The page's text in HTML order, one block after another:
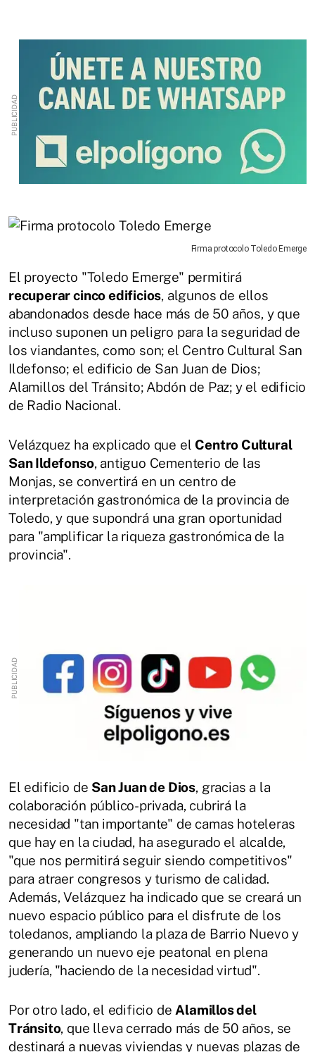
Firma protocolo Toledo Emerge
El proyecto "Toledo Emerge" permitirá
recuperar cinco edificios, algunos de ellos
abandonados desde hace más de 50 años, y que
incluso suponen un peligro para la seguridad de
los viandantes, como son; el Centro Cultural San
Ildefonso; el edificio de San Juan de Dios;
Alamillos del Tránsito; Abdón de Paz; y el edificio
de Radio Nacional.
Velázquez ha explicado que el Centro Cultural
San Ildefonso, antiguo Cementerio de las
Monjas, se convertirá en un centro de
interpretación gastronómica de la provincia de
Toledo, y que supondrá una gran oportunidad
para "amplificar la riqueza gastronómica de la
provincia".
El edificio de San Juan de Dios, gracias a la
colaboración público-privada, cubrirá la
necesidad "tan importante" de camas hoteleras
que hay en la ciudad, ha asegurado el alcalde,
"que nos permitirá seguir siendo competitivos"
para atraer congresos y turismo de calidad.
Además, Velázquez ha indicado que se creará un
nuevo espacio público para el disfrute de los
toledanos, ampliando la plaza de Barrio Nuevo y
generando un nuevo eje peatonal en plena
judería, "haciendo de la necesidad virtud".
Por otro lado, el edificio de Alamillos del
Tránsito, que lleva cerrado más de 50 años, se
destinará a nuevas viviendas y nuevas plazas de